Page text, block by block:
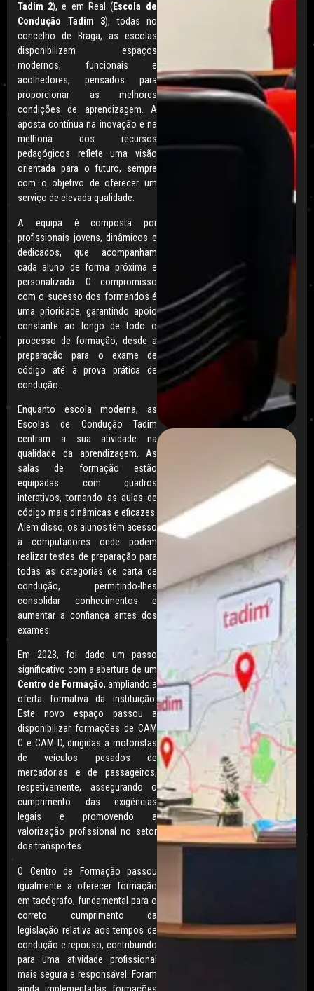
Tadim 2), e em Real (Escola de
Condução Tadim 3), todas no
concelho de Braga, as escolas
disponibilizam espaços
modernos, funcionais e
acolhedores, pensados para
proporcionar as melhores
condições de aprendizagem. A
aposta contínua na inovação e na
melhoria dos recursos
pedagógicos reflete uma visão
orientada para o futuro, sempre
com o objetivo de oferecer um
serviço de elevada qualidade.
A equipa é composta por
profissionais jovens, dinâmicos e
dedicados, que acompanham
cada aluno de forma próxima e
personalizada. O compromisso
com o sucesso dos formandos é
uma prioridade, garantindo apoio
constante ao longo de todo o
processo de formação, desde a
preparação para o exame de
código até à prova prática de
condução.
Enquanto escola moderna, as
Escolas de Condução Tadim
centram a sua atividade na
qualidade da aprendizagem. As
salas de formação estão
equipadas com quadros
interativos, tornando as aulas de
código mais dinâmicas e eficazes.
Além disso, os alunos têm acesso
a computadores onde podem
realizar testes de preparação para
todas as categorias de carta de
condução, permitindo-lhes
consolidar conhecimentos e
aumentar a confiança antes dos
exames.
Em 2023, foi dado um passo
significativo com a abertura de um
Centro de Formação, ampliando a
oferta formativa da instituição.
Este novo espaço passou a
disponibilizar formações de CAM
C e CAM D, dirigidas a motoristas
de veículos pesados de
mercadorias e de passageiros,
respetivamente, assegurando o
cumprimento das exigências
legais e promovendo a
valorização profissional no setor
dos transportes.
O Centro de Formação passou
igualmente a oferecer formação
em tacógrafo, fundamental para o
correto cumprimento da
legislação relativa aos tempos de
condução e repouso, contribuindo
para uma atividade profissional
mais segura e responsável. Foram
ainda implementadas formações